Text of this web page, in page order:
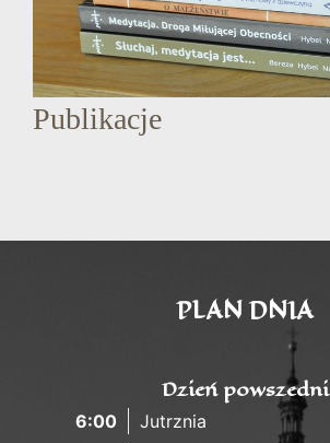
Publikacje
PLAN DNIA
Dzień powszedni
6:00
Jutrznia